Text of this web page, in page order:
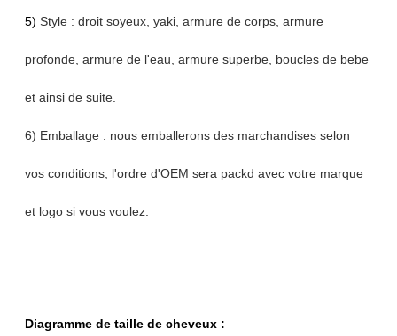
5) Style : droit soyeux, yaki, armure de corps, armure
profonde, armure de l'eau, armure superbe, boucles de bebe
et ainsi de suite.
6) Emballage : nous emballerons des marchandises selon
vos conditions, l'ordre d'OEM sera packd avec votre marque
et logo si vous voulez.
Diagramme de taille de cheveux :